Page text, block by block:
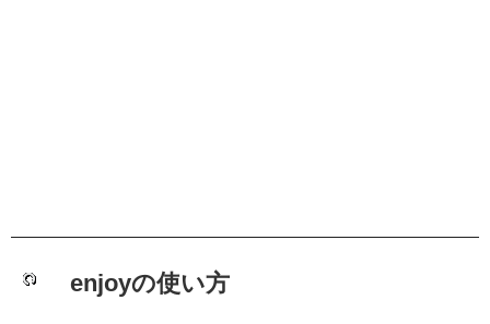
enjoyの使い方